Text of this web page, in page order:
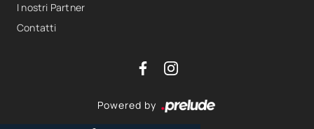
I nostri Partner
Contatti
Powered by